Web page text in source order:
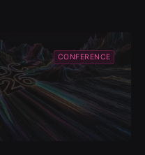
CONFERENCE